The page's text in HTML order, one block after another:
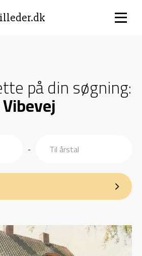
på din søgning:
Vibevej
-